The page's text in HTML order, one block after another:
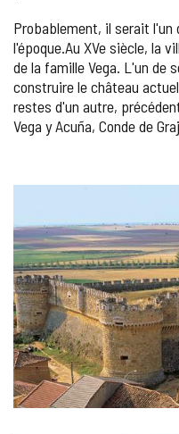
Probablement, il serait l'un
l'époque.Au XVe siècle, la
de la famille Vega. L'un de
construire le château
restes d'un autre,
Vega y Acuña, Conde de
DES
IMAGES